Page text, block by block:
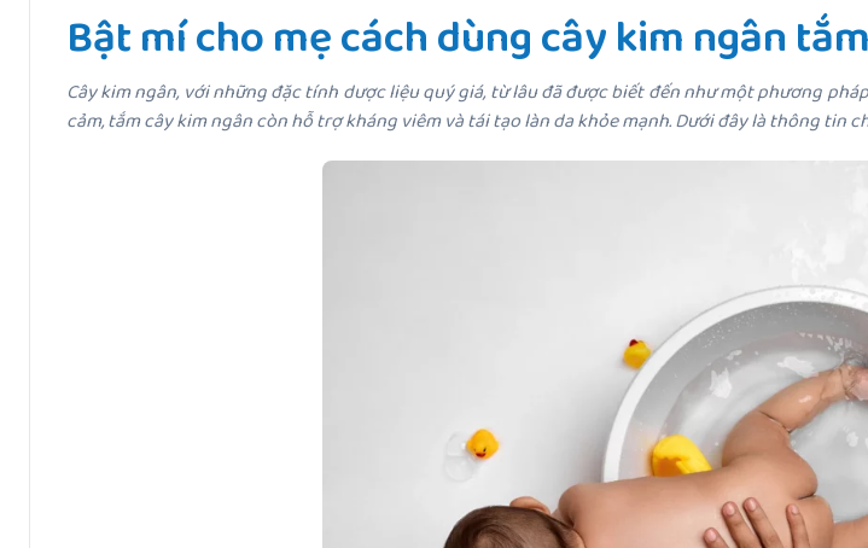
Bật mí cho mẹ cách dùng cây kim ngân
Cây kim ngân, với những đặc tính dược liệu quý giá, từ lâu đã được biết đến như một phương
cảm, tắm cây kim ngân còn hỗ trợ kháng viêm và tái tạo làn da khỏe mạnh. Dưới đây là thông tin